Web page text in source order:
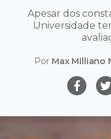
Apesar dos
Universidade
Por Max Milliano